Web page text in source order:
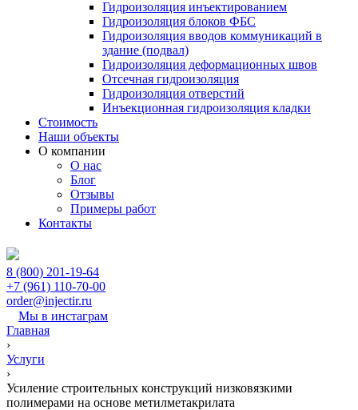
Гидроизоляция инъектированием
Гидроизоляция блоков ФБС
Гидроизоляция вводов коммуникаций в
здание (подвал)
Гидроизоляция деформационных швов
Отсечная гидроизоляция
Гидроизоляция отверстий
Инъекционная гидроизоляция кладки
Стоимость
Наши объекты
О компании
О нас
Блог
Отзывы
Примеры работ
Контакты
8 (800) 201-19-64
+7 (961) 110-70-00
order@injectir.ru
Мы в инстаграм
Главная
›
Услуги
›
Усиление строительных конструкций низковязкими
полимерами на основе метилметакрилата